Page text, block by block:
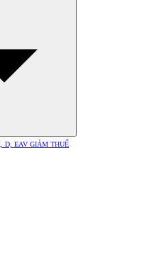
D, EAV GIẢM THUẾ